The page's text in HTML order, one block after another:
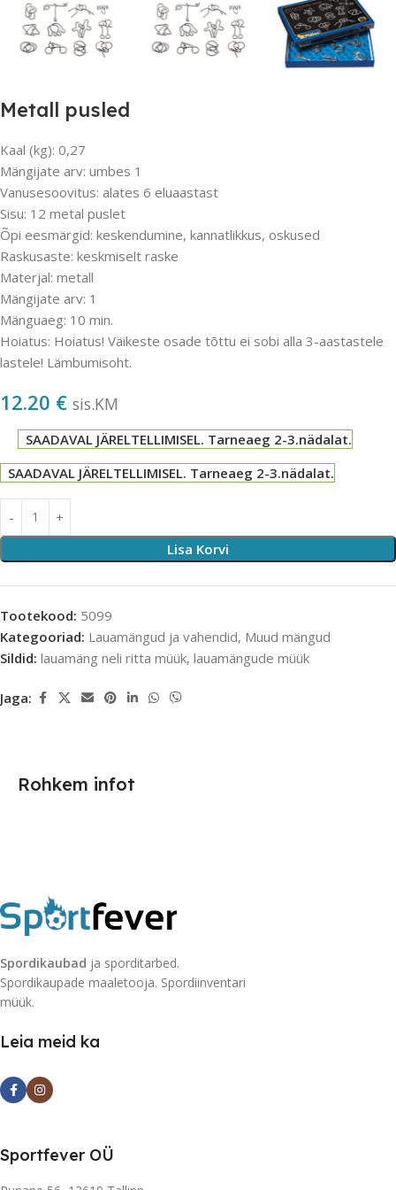
Metall pusled
Kaal (kg): 0,27
Mängijate arv: umbes 1
Vanusesoovitus: alates 6 eluaastast
Sisu: 12 metal puslet
Õpi eesmärgid: keskendumine, kannatlikkus, oskused
Raskusaste: keskmiselt raske
Materjal: metall
Mängijate arv: 1
Mänguaeg: 10 min.
Hoiatus: Hoiatus! Väikeste osade tõttu ei sobi alla 3-aastastele
lastele! Lämbumisoht.
12.20 € sis.KM
SAADAVAL JÄRELTELLIMISEL. Tarneaeg 2-3.nädalat.
SAADAVAL JÄRELTELLIMISEL. Tarneaeg 2-3.nädalat.
Lisa Korvi
Tootekood: 5099
Kategooriad: Lauamängud ja vahendid, Muud mängud
Sildid: lauamäng neli ritta müük, lauamängude müük
Jaga:
Rohkem infot
Spordikaubad ja sporditarbed.
Spordikaupade maaletooja. Spordiinventari
müük.
Leia meid ka
Sportfever OÜ